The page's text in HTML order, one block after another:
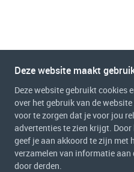
Deze website maakt
Deze website gebruikt cookies
over het gebruik van de
voor te zorgen dat je voor jou
advertenties te zien krijgt.
geef je aan akkoord te zijn met
verzamelen van informatie aan
door derden.